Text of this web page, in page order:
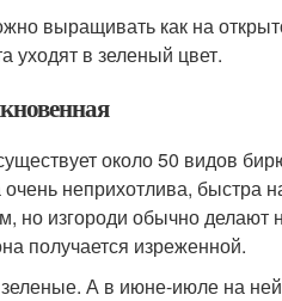
выращивать как на
уходят в зеленый цвет.
около 50 видов
неприхотлива, быстра
но изгороди обычно
получается изреженной.
А в июне-июле на